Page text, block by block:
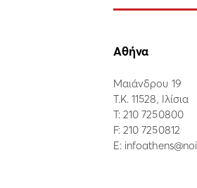
Αθήνα
Μαιάνδρου 19
Τ.Κ. 11528, Ιλίσια
Τ: 210 7250800
F: 210 7250812
E: